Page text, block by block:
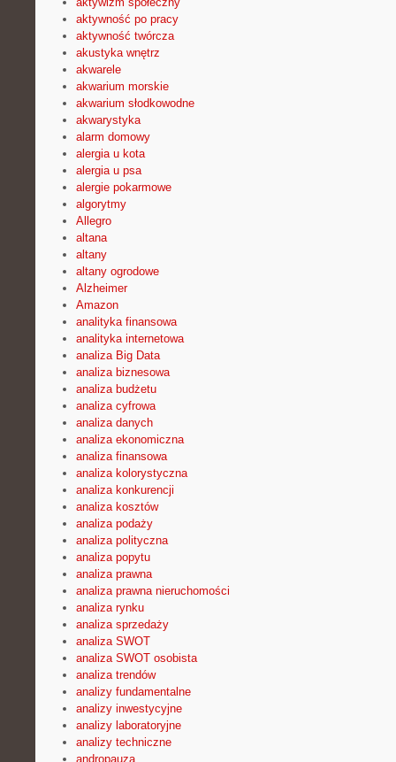
aktywność po pracy
aktywność twórcza
akustyka wnętrz
akwarele
akwarium morskie
akwarium słodkowodne
akwarystyka
alarm domowy
alergia u kota
alergia u psa
alergie pokarmowe
algorytmy
Allegro
altana
altany
altany ogrodowe
Alzheimer
Amazon
analityka finansowa
analityka internetowa
analiza Big Data
analiza biznesowa
analiza budżetu
analiza cyfrowa
analiza danych
analiza ekonomiczna
analiza finansowa
analiza kolorystyczna
analiza konkurencji
analiza kosztów
analiza podaży
analiza polityczna
analiza popytu
analiza prawna
analiza prawna nieruchomości
analiza rynku
analiza sprzedaży
analiza SWOT
analiza SWOT osobista
analiza trendów
analizy fundamentalne
analizy inwestycyjne
analizy laboratoryjne
analizy techniczne
andropauza